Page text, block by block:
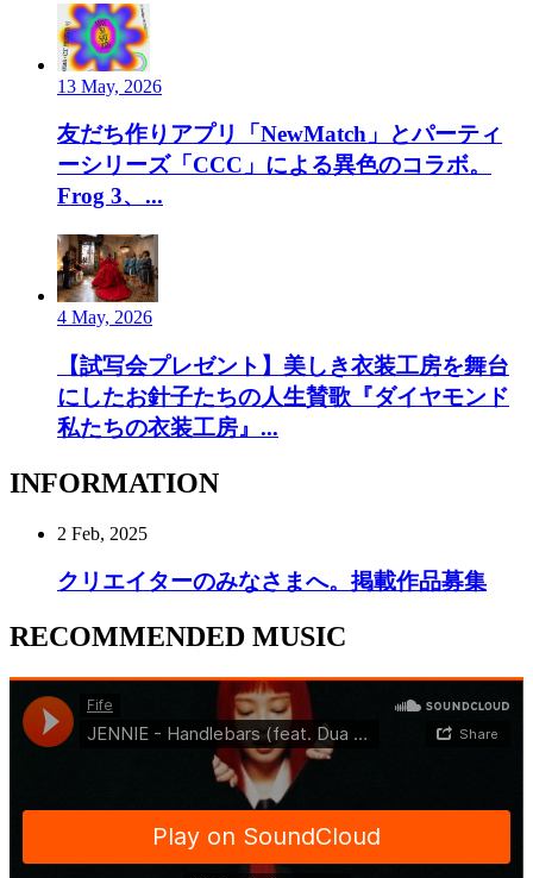
13 May, 2026
友だち作りアプリ「NewMatch」とパーティ
ーシリーズ「CCC」による異色のコラボ。
Frog 3、...
4 May, 2026
【試写会プレゼント】美しき衣装工房を舞台
にしたお針子たちの人生賛歌『ダイヤモンド
私たちの衣装工房』...
INFORMATION
2 Feb, 2025
クリエイターのみなさまへ。掲載作品募集
RECOMMENDED MUSIC